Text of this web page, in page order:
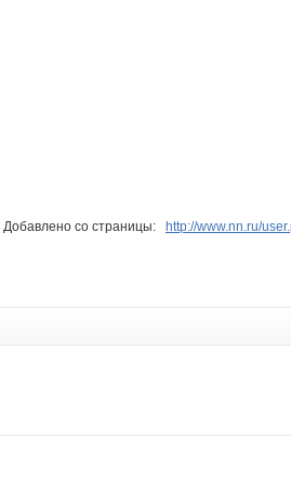
Добавлено со страницы: http://www.nn.ru/